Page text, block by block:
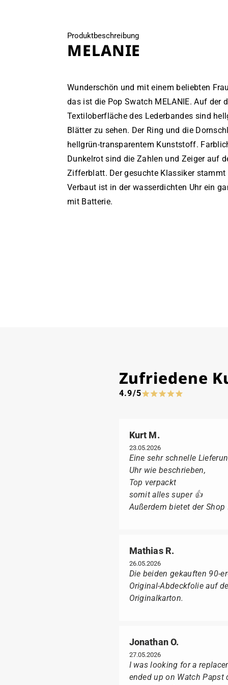
Produktbeschreibung
MELANIE
Wunderschön und mit einem beliebten
das ist die Pop Swatch MELANIE. Auf der
Textiloberfläche des Lederbandes sind
Blätter zu sehen. Der Ring und die
hellgrün-transparentem Kunststoff.
Dunkelrot sind die Zahlen und Zeiger auf
Zifferblatt. Der gesuchte Klassiker stammt
Verbaut ist in der wasserdichten Uhr ein
mit Batterie.
Zufriedene
4.9/5
Kurt M.
23.05.2026
Eine sehr schnelle
Uhr wie beschrieben,
Top verpackt
somit alles super 👍
Außerdem bietet der
Mathias R.
26.05.2026
Die beiden gekauften 90-
Original-Abdeckfolie auf
Originalkarton.
Jonathan O.
27.05.2026
I was looking for a
ended up on Watch